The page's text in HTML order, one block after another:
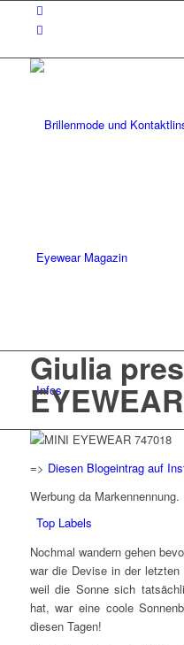
Eyewear Magazin
Infos
Top Labels
Giulia
=> Diesen Blogeintrag auf
Werbung da Markennennung.
Nochmal wandern gehen
war die Devise in der
weil die Sonne sich
hat, war eine coole
diesen Tagen!